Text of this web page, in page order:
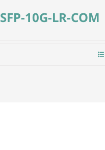
SFP-10G-LR-COM